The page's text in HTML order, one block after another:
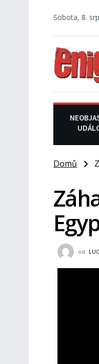
Sobota, 8.
Domů
od